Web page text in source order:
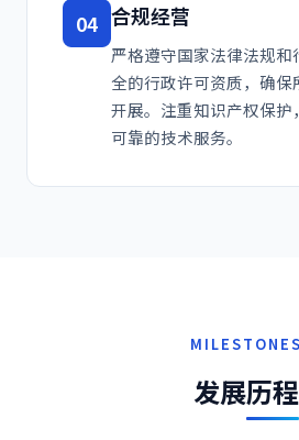
04 合规经营
严格遵守国家法律法规
全的行政许可资质，确
开展。注重知识产权保护
可靠的技术服务。
MILESTONES
发展历程